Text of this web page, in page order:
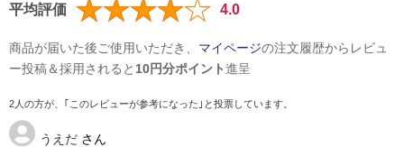
平均評価 4.0
商品が届いた後ご使用いただき、 マイページの注文履歴からレビュ
ー投稿＆採用されると 10円分ポイント進呈
2人の方が、｢このレビューが参考になった｣と投票しています。
うえだ さん